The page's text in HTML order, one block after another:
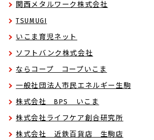
関西メタルワーク株式会社
TSUMUGI
いこま育児ネット
ソフトバンク株式会社
ならコープ コープいこま
一般社団法人市民エネルギー生駒
株式会社 BPS いこま
株式会社ライフケア創合研究所
株式会社 近鉄百貨店 生駒店